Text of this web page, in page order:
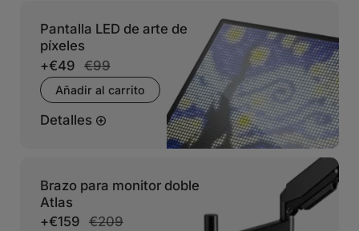
Pantalla LED de arte de
píxeles
+€49 €99
Añadir al carrito
Detalles
Brazo para monitor doble
Atlas
+€159 €209